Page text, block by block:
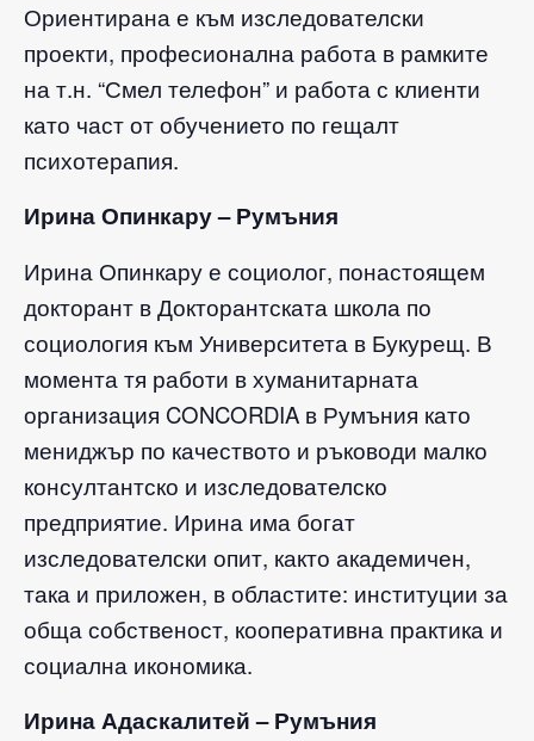
Ориентирана е към изследователски
проекти, професионална работа в рамките
на т.н. “Смел телефон” и работа с клиенти
като част от обучението по гещалт
психотерапия.
Ирина Опинкару – Румъния
Ирина Опинкару е социолог, понастоящем
докторант в Докторантската школа по
социология към Университета в Букурещ. В
момента тя работи в хуманитарната
организация CONCORDIA в Румъния като
мениджър по качеството и ръководи малко
консултантско и изследователско
предприятие. Ирина има богат
изследователски опит, както академичен,
така и приложен, в областите: институции за
обща собственост, кооперативна практика и
социална икономика.
Ирина Адаскалитей – Румъния